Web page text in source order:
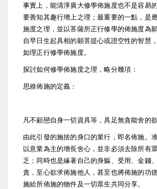
事實上，能清淨廣大修學佈施度也不是容易
要善知其趣行增上之理；最重要的一點，是
施度之理，並以菩薩所正行修學的佈施度為
自早日生起具相的願菩提心或證空性的智慧
如理正行修學佈施度。
探討如何修學佈施度之理，略分幾項：
思維佈施的定義：
凡不顧戀自身一切資具等，具足無貪能舍的
由此引發的施捨的身口的業行，即名佈施。
以意業為主的增長舍心，並非必須去除所有
乏；同時也是緣著自己的身軀、受用、金錢
貪，至心欲求佈施他人，甚至也將佈施的功
施給所佈施的物件及一切眾生共同分享。